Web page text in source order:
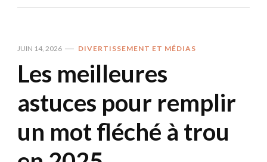
JUIN 14, 2026 DIVERTISSEMENT ET MÉDIAS
Les meilleures
astuces pour remplir
un mot fléché à trou